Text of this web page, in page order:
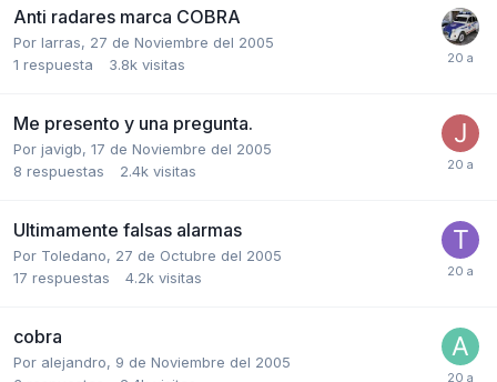
Anti radares marca COBRA
Por larras, 27 de Noviembre del 2005
1 respuesta 3.8k visitas
Me presento y una pregunta.
Por javigb, 17 de Noviembre del 2005
8 respuestas 2.4k visitas
Ultimamente falsas alarmas
Por Toledano, 27 de Octubre del 2005
17 respuestas 4.2k visitas
cobra
Por alejandro, 9 de Noviembre del 2005